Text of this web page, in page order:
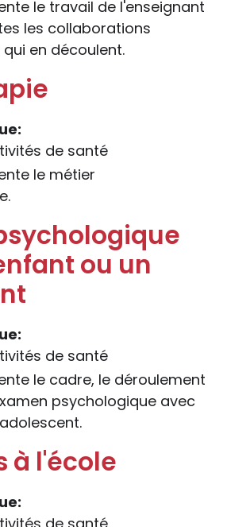
le travail de l'enseignant
les collaborations
en découlent.
de santé
le métier
ou un
de santé
le cadre, le déroulement
psychologique avec
à l'école